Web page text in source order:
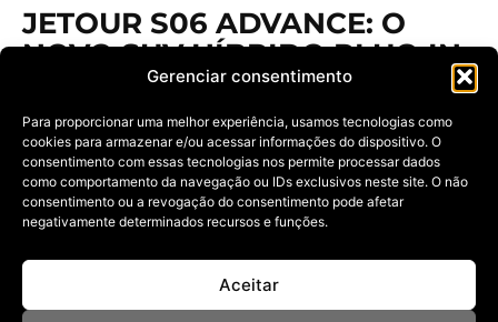
Gerenciar consentimento
Para proporcionar uma melhor experiência, usamos tecnologias como
cookies para armazenar e/ou acessar informações do dispositivo. O
consentimento com essas tecnologias nos permite processar dados
como comportamento da navegação ou IDs exclusivos neste site. O não
consentimento ou a revogação do consentimento pode afetar
negativamente determinados recursos e funções.
Aceitar
JETOUR S06 ADVANCE: O
NOVO SUV HÍBRIDO PLUG-IN
CHEGA A ALAGOAS PARA
REDEFINIR O CUSTO-
BENEFÍCIO
13/05/2026
Com 315 cv de potência combinada e até 1.200 km de
autonomia,